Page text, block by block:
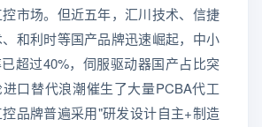
市场。但近五年，汇川技术、信捷
和利时等国产品牌迅速崛起，中小
超过40%，伺服驱动器国产占比突
口替代浪潮催生了大量PCBA代工
品牌普遍采用"研发设计自主+制造